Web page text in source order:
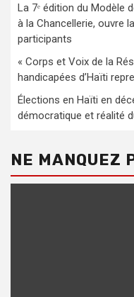
La 7ᵉ édition du Modèle
à la Chancellerie, ouvre
participants
« Corps et Voix de la
handicapées d’Haïti
Élections en Haïti en
démocratique et réalité
NE MANQUEZ